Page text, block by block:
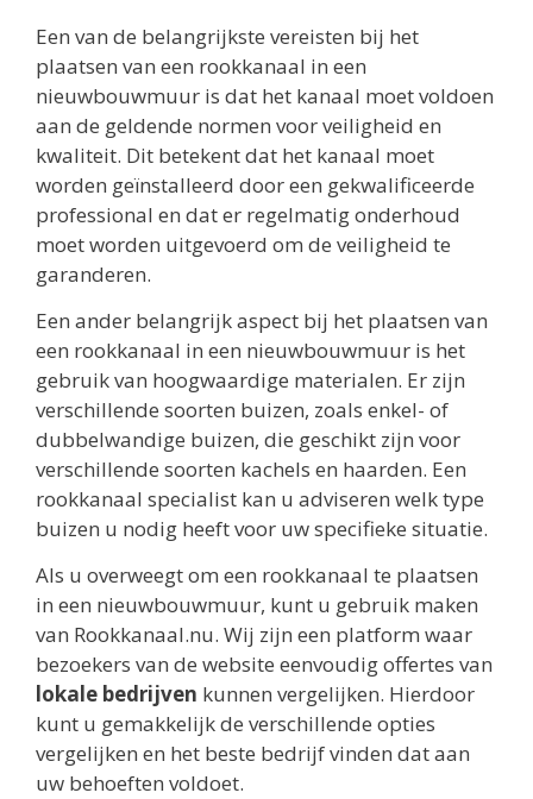
Een van de belangrijkste vereisten bij het
plaatsen van een rookkanaal in een
nieuwbouwmuur is dat het kanaal moet voldoen
aan de geldende normen voor veiligheid en
kwaliteit. Dit betekent dat het kanaal moet
worden geïnstalleerd door een gekwalificeerde
professional en dat er regelmatig onderhoud
moet worden uitgevoerd om de veiligheid te
garanderen.
Een ander belangrijk aspect bij het plaatsen van
een rookkanaal in een nieuwbouwmuur is het
gebruik van hoogwaardige materialen. Er zijn
verschillende soorten buizen, zoals enkel- of
dubbelwandige buizen, die geschikt zijn voor
verschillende soorten kachels en haarden. Een
rookkanaal specialist kan u adviseren welk type
buizen u nodig heeft voor uw specifieke situatie.
Als u overweegt om een rookkanaal te plaatsen
in een nieuwbouwmuur, kunt u gebruik maken
van Rookkanaal.nu. Wij zijn een platform waar
bezoekers van de website eenvoudig offertes van
lokale bedrijven kunnen vergelijken. Hierdoor
kunt u gemakkelijk de verschillende opties
vergelijken en het beste bedrijf vinden dat aan
uw behoeften voldoet.